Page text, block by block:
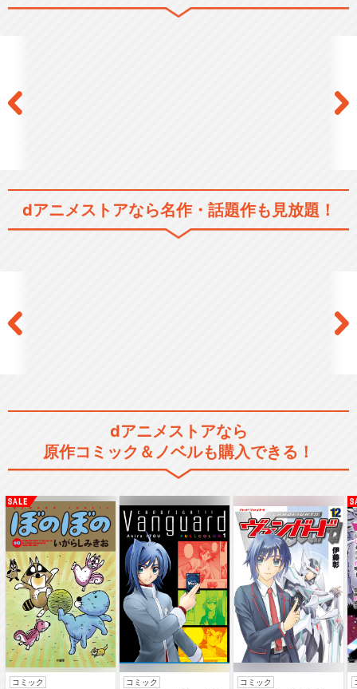
最遊記RELOAD BLAST
最遊記外伝
最遊記外伝 特別篇 香花の章
dアニメストアなら名作・話題作も見放題！
dアニメストアなら
原作コミック＆ノベルも購入できる！
コミック コミック コミック